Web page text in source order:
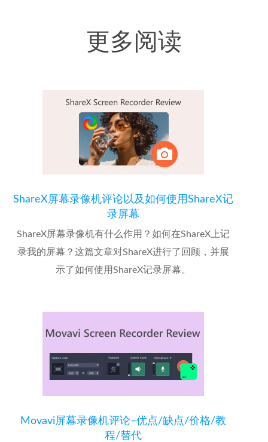
更多阅读
ShareX屏幕录像机评论以及如何使用ShareX记
录屏幕
ShareX屏幕录像机有什么作用？如何在ShareX上记
录我的屏幕？这篇文章对ShareX进行了回顾，并展
示了如何使用ShareX记录屏幕。
Movavi屏幕录像机评论–优点/缺点/价格/教
程/替代